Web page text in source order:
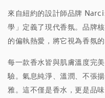
來自紐約的設計師品牌
學」定義了現代香氛。品牌
的偏執熱愛，將它視為香氛
每一款香水皆與肌膚溫度完
驗。氣息純淨、溫潤、不張
雅。這不僅是香水，更是品味